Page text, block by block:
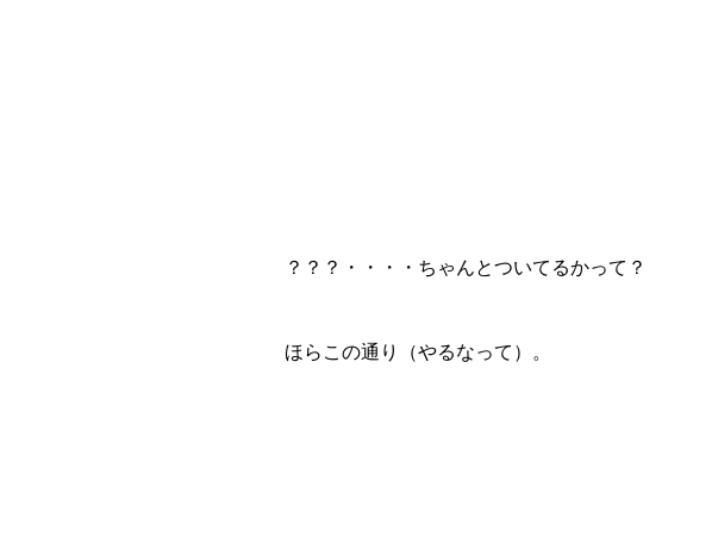
？？？・・・・ちゃんとついてるかって？
ほらこの通り（やるなって）。